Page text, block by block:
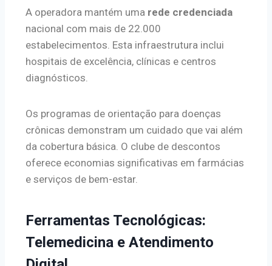
A operadora mantém uma rede credenciada
nacional com mais de 22.000
estabelecimentos. Esta infraestrutura inclui
hospitais de excelência, clínicas e centros
diagnósticos.
Os programas de orientação para doenças
crônicas demonstram um cuidado que vai além
da cobertura básica. O clube de descontos
oferece economias significativas em farmácias
e serviços de bem-estar.
Ferramentas Tecnológicas:
Telemedicina e Atendimento